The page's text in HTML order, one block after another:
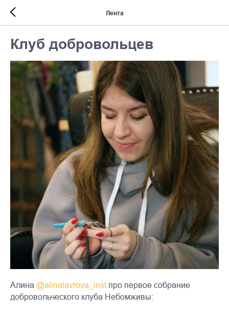
Лента
Клуб добровольцев
Алина @alinalavrova_instпро первое собрание
добровольческого клуба Небомживы: